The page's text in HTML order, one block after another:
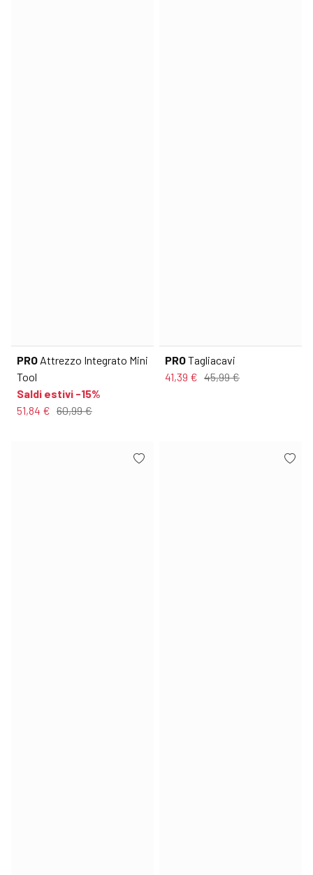
PRO Attrezzo Integrato Mini
Tool
Saldi estivi -15%
51,84 € 60,99 €
PROTagliacavi
41,39 € 45,99 €